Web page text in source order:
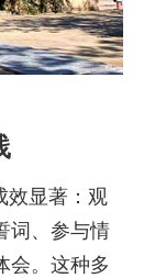
效显著：观
词、参与情
会。这种多